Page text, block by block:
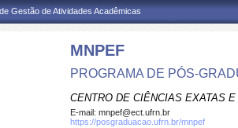
Gestão de Atividades Acadêmicas
MNPEF
PROGRAMA DE PÓS-
CENTRO DE CIÊNCIAS EXATAS
E-mail: mnpef@ect.ufrn.br
https://posgraduacao.ufrn.br/mnpef